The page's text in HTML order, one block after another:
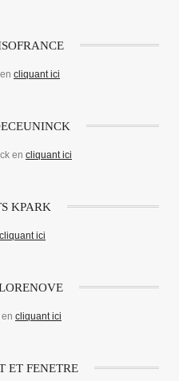
cliquant ici
en cliquant ici
KPARK
cliquant ici
cliquant ici
ET FENETRE